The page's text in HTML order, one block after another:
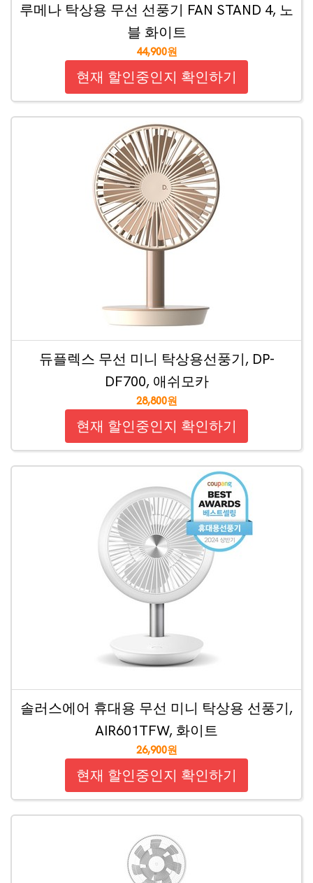
루메나 탁상용 무선 선풍기 FAN STAND 4, 노
블 화이트
44,900원
현재 할인중인지 확인하기
듀플렉스 무선 미니 탁상용선풍기, DP-
DF700, 애쉬모카
28,800원
현재 할인중인지 확인하기
솔러스에어 휴대용 무선 미니 탁상용 선풍기,
AIR601TFW, 화이트
26,900원
현재 할인중인지 확인하기